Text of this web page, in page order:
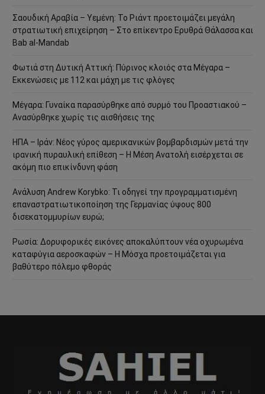
Σαουδική Αραβία – Υεμένη: Το Ριάντ προετοιμάζει μεγάλη
στρατιωτική επιχείρηση – Στο επίκεντρο Ερυθρά Θάλασσα και
Bab al-Mandab
Φωτιά στη Δυτική Αττική: Πύρινος κλοιός στα Μέγαρα –
Εκκενώσεις με 112 και μάχη με τις φλόγες
Μέγαρα: Γυναίκα παρασύρθηκε από συρμό του Προαστιακού –
Ανασύρθηκε χωρίς τις αισθήσεις της
ΗΠΑ – Ιράν: Νέος γύρος αμερικανικών βομβαρδισμών μετά την
ιρανική πυραυλική επίθεση – Η Μέση Ανατολή εισέρχεται σε
ακόμη πιο επικίνδυνη φάση
Ανάλυση Andrew Korybko: Τι οδηγεί την προγραμματισμένη
επαναστρατιωτικοποίηση της Γερμανίας ύψους 800
δισεκατομμυρίων ευρώ;
Ρωσία: Δορυφορικές εικόνες αποκαλύπτουν νέα οχυρωμένα
καταφύγια αεροσκαφών – Η Μόσχα προετοιμάζεται για
βαθύτερο πόλεμο φθοράς